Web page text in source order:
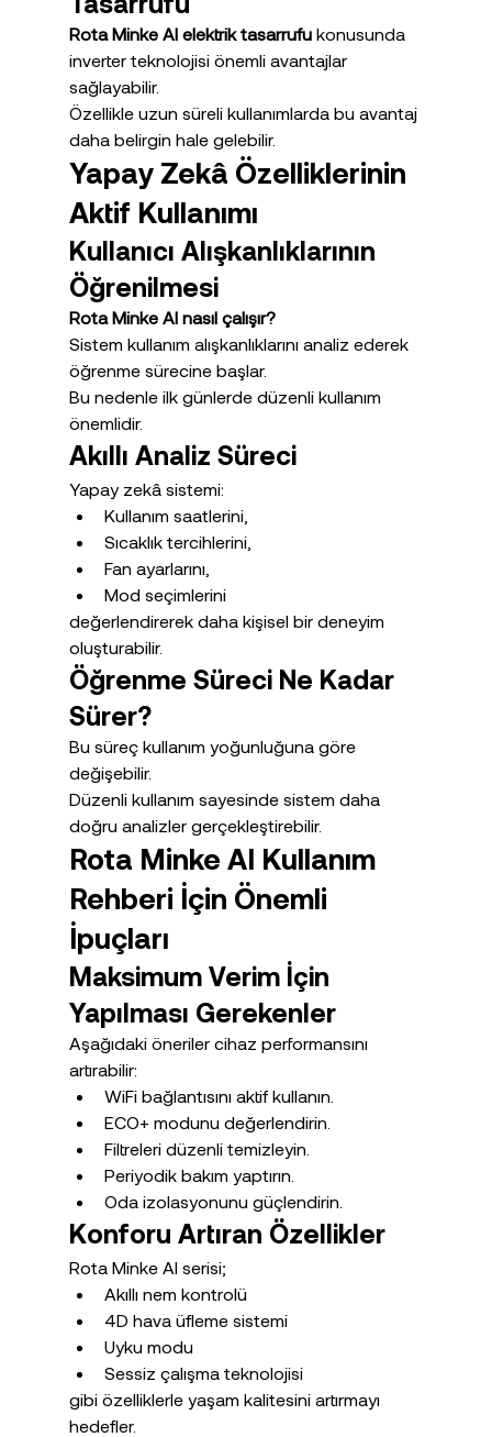
Rota Minke AI elektrik tasarrufu konusunda
inverter teknolojisi önemli avantajlar
sağlayabilir.
Özellikle uzun süreli kullanımlarda bu avantaj
daha belirgin hale gelebilir.
Yapay Zekâ Özelliklerinin
Aktif Kullanımı
Kullanıcı Alışkanlıklarının
Öğrenilmesi
Rota Minke AI nasıl çalışır?
Sistem kullanım alışkanlıklarını analiz ederek
öğrenme sürecine başlar.
Bu nedenle ilk günlerde düzenli kullanım
önemlidir.
Akıllı Analiz Süreci
Yapay zekâ sistemi:
Kullanım saatlerini,
Sıcaklık tercihlerini,
Fan ayarlarını,
Mod seçimlerini
değerlendirerek daha kişisel bir deneyim
oluşturabilir.
Öğrenme Süreci Ne Kadar
Sürer?
Bu süreç kullanım yoğunluğuna göre
değişebilir.
Düzenli kullanım sayesinde sistem daha
doğru analizler gerçekleştirebilir.
Rota Minke AI Kullanım
Rehberi İçin Önemli
İpuçları
Maksimum Verim İçin
Yapılması Gerekenler
Aşağıdaki öneriler cihaz performansını
artırabilir:
WiFi bağlantısını aktif kullanın.
ECO+ modunu değerlendirin.
Filtreleri düzenli temizleyin.
Periyodik bakım yaptırın.
Oda izolasyonunu güçlendirin.
Konforu Artıran Özellikler
Rota Minke AI serisi;
Akıllı nem kontrolü
4D hava üfleme sistemi
Uyku modu
Sessiz çalışma teknolojisi
gibi özelliklerle yaşam kalitesini artırmayı
hedefler.